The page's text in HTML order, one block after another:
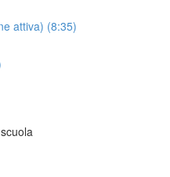
attiva) (8:35)